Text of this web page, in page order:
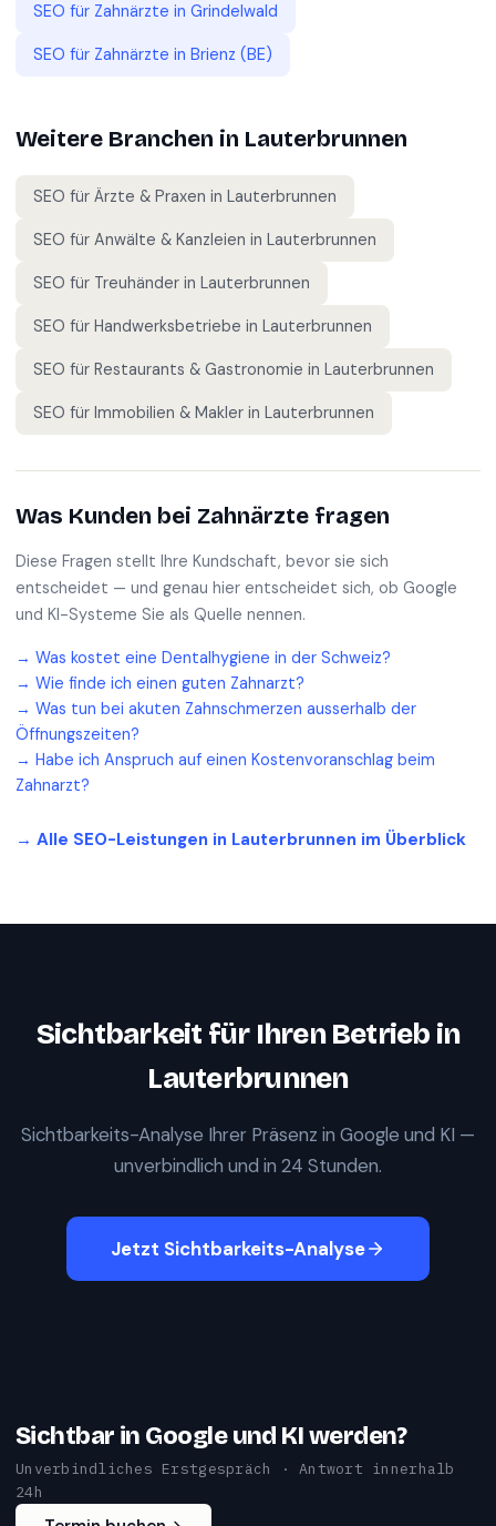
SEO für Zahnärzte in Grindelwald
SEO für Zahnärzte in Brienz (BE)
Weitere Branchen in Lauterbrunnen
SEO für Ärzte & Praxen in Lauterbrunnen
SEO für Anwälte & Kanzleien in Lauterbrunnen
SEO für Treuhänder in Lauterbrunnen
SEO für Handwerksbetriebe in Lauterbrunnen
SEO für Restaurants & Gastronomie in Lauterbrunnen
SEO für Immobilien & Makler in Lauterbrunnen
Was Kunden bei Zahnärzte fragen
Diese Fragen stellt Ihre Kundschaft, bevor sie sich
entscheidet — und genau hier entscheidet sich, ob Google
und KI-Systeme Sie als Quelle nennen.
→ Was kostet eine Dentalhygiene in der Schweiz?
→ Wie finde ich einen guten Zahnarzt?
→ Was tun bei akuten Zahnschmerzen ausserhalb der
Öffnungszeiten?
→ Habe ich Anspruch auf einen Kostenvoranschlag beim
Zahnarzt?
→ Alle SEO-Leistungen in Lauterbrunnen im Überblick
Sichtbarkeit für Ihren Betrieb in
Lauterbrunnen
Sichtbarkeits-Analyse Ihrer Präsenz in Google und KI —
unverbindlich und in 24 Stunden.
Jetzt Sichtbarkeits-Analyse
Sichtbar in Google und KI werden?
Unverbindliches Erstgespräch · Antwort innerhalb
24h